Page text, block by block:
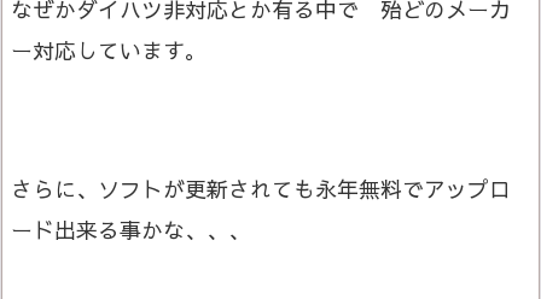
なぜかダイハツ非対応とか有る中で 殆どのメーカ
ー対応しています。
さらに、ソフトが更新されても永年無料でアップロ
ード出来る事かな、、、